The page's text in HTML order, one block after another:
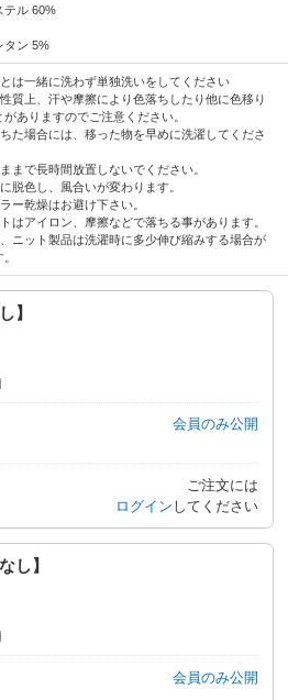
テル 60%
タン 5%
は一緒に洗わず単独洗いをしてください
質上、汗や摩擦により色落ちしたり他に色移り
がありますのでご注意ください。
た場合には、移った物を早めに洗濯してくださ
まで長時間放置しないでください。
脱色し、風合いが変わります。
ー乾燥はお避け下さい。
はアイロン、摩擦などで落ちる事があります。
ニット製品は洗濯時に多少伸び縮みする場合が
】
会員のみ公開
ご注文には
ログイン してください
し】
会員のみ公開